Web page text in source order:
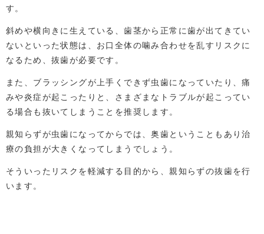
す。
斜めや横向きに生えている、歯茎から正常に歯が出てきてい
ないといった状態は、お口全体の噛み合わせを乱すリスクに
なるため、抜歯が必要です。
また、ブラッシングが上手くできず虫歯になっていたり、痛
みや炎症が起こったりと、さまざまなトラブルが起こってい
る場合も抜いてしまうことを推奨します。
親知らずが虫歯になってからでは、奥歯ということもあり治
療の負担が大きくなってしまうでしょう。
そういったリスクを軽減する目的から、親知らずの抜歯を行
います。